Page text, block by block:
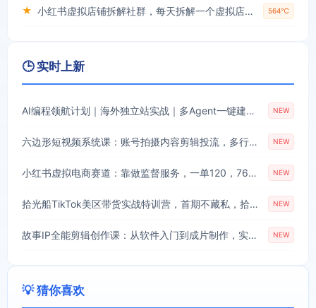
★ 小红书虚拟店铺拆解社群，每天拆解一个虚拟店，简单实用(赠送小红书虚拟教程) 564℃
🕒 实时上新
AI编程领航计划｜海外独立站实战｜多Agent一键建站｜站点开发测试｜冷启动引流｜数据复盘｜出海变现完整教程 NEW
六边形短视频系统课：账号拍摄内容剪辑投流，多行业案例拆解打造长效爆款账号 NEW
小红书虚拟电商赛道：靠做监督服务，一单120，76篇笔记卖了1773份 NEW
拾光船TikTok美区带货实战特训营，首期不藏私，拾光船内部打法全盘托出，2026年8月线下课 NEW
故事IP全能剪辑创作课：从软件入门到成片制作，实拍与AI配音结合快速打造优质内容 NEW
💡 猜你喜欢